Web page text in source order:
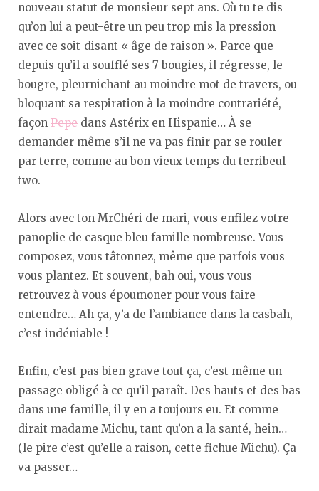
nouveau statut de monsieur sept ans. Où tu te dis
qu’on lui a peut-être un peu trop mis la pression
avec ce soit-disant « âge de raison ». Parce que
depuis qu’il a soufflé ses 7 bougies, il régresse, le
bougre, pleurnichant au moindre mot de travers, ou
bloquant sa respiration à la moindre contrariété,
façon Pepe dans Astérix en Hispanie… À se
demander même s’il ne va pas finir par se rouler
par terre, comme au bon vieux temps du terribeul
two.
Alors avec ton MrChéri de mari, vous enfilez votre
panoplie de casque bleu famille nombreuse. Vous
composez, vous tâtonnez, même que parfois vous
vous plantez. Et souvent, bah oui, vous vous
retrouvez à vous époumoner pour vous faire
entendre… Ah ça, y’a de l’ambiance dans la casbah,
c’est indéniable !
Enfin, c’est pas bien grave tout ça, c’est même un
passage obligé à ce qu’il paraît. Des hauts et des bas
dans une famille, il y en a toujours eu. Et comme
dirait madame Michu, tant qu’on a la santé, hein…
(le pire c’est qu’elle a raison, cette fichue Michu). Ça
va passer…